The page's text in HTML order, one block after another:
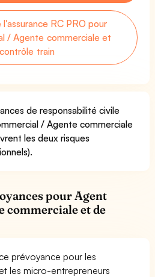
RC PRO pour
/ Agente commerciale et
train
de responsabilité civile
/ Agente commerciale
les deux risques
pour Agent
commerciale et de
prévoyance pour les
les micro-entrepreneurs